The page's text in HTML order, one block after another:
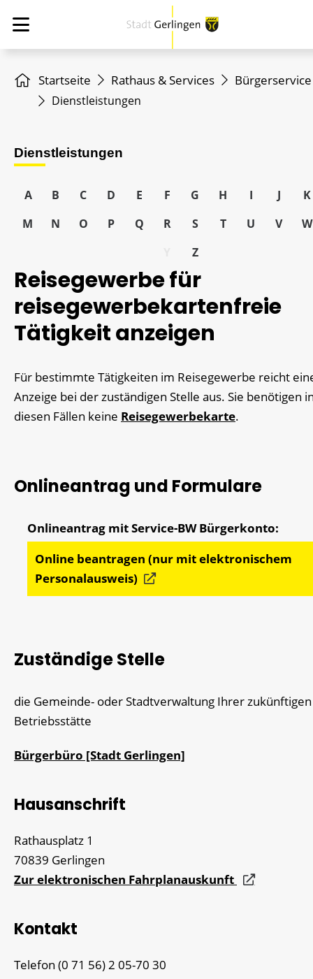
Startseite Rathaus & Services Bürgerservice
Dienstleistungen
Dienstleistungen
A B C D E F G H I J
K
M
N O P Q R S T U V
W
Z
Reisegewerbe für
reisegewerbekartenfreie
Tätigkeit anzeigen
Für bestimmte Tätigkeiten im Reisegewerbe reicht
Anzeige bei der zuständigen Stelle aus. Sie benötigen
diesen Fällen keine Reisegewerbekarte.
Onlineantrag und Formulare
Online beantragen (nur mit elektronischem
Personalausweis)
Zuständige Stelle
die Gemeinde- oder Stadtverwaltung Ihrer zukünftigen
Betriebsstätte
Bürgerbüro [Stadt Gerlingen]
Hausanschrift
Rathausplatz 1
70839 Gerlingen
Zur elektronischen Fahrplanauskunft
Kontakt
Telefon (0 71 56) 2 05-70 30